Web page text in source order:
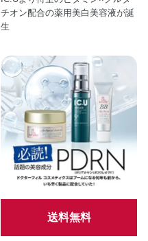
チオン配合の薬用美白美容液が誕
生
送料無料